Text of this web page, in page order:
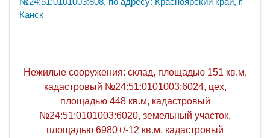
Нежилые сооружения: склад, площадью 151 кв.м,
кадастровый №24:51:0101003:6024, цех,
площадью 448 кв.м, кадастровый
№24:51:0101003:6020, земельный участок,
площадью 6980+/-12 кв.м, кадастровый